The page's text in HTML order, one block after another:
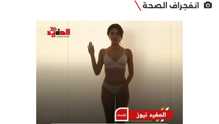
انفجراف الصحة